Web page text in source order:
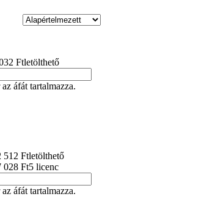
Ftletölthető
áfát tartalmazza.
512 Ftletölthető
028 Ft5 licenc
áfát tartalmazza.